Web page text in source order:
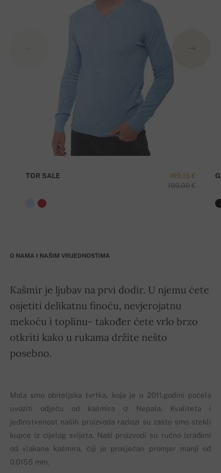
169,15 €
199,00 €
TOR SALE
O NAMA I NAŠIM VRIJEDNOSTIMA
Kašmir je ljubav na prvi dodir. U njemu ćete
osjetiti delikatnu finoću, nevjerojatnu
mekoću i toplinu- također ćete vrlo brzo
otkriti kako u rukama držite nešto
posebno.
Mala smo obiteljska tvrtka, koja je u 2011.godini počela
uvoziti odjeću od kašmira iz Nepala. Kvaliteta i
jedinstvenost naših proizvoda razlozi su zašto smo stekli
kupce iz cijelog svijeta. Naši proizvodi su ručno izrađeni
od vlakana kašmira, čiji je prosječan promjer manji od
0.0155 mm.